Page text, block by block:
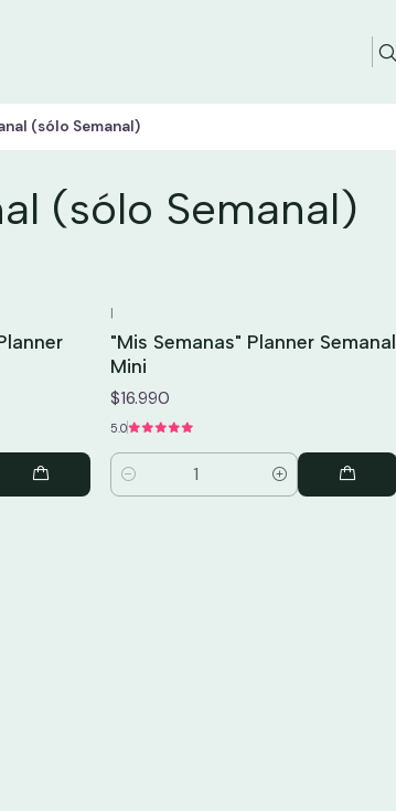
(sólo Semanal)
(sólo Semanal)
|
"Mis Semanas" Planner Semanal
Mini
$16.990
5.0
Cantidad